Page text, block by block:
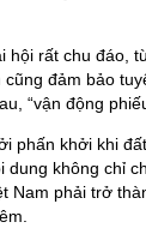
hội rất chu đáo,
đảm bảo
“vận động phiếu
phấn khởi khi
dung không chỉ
Nam phải trở